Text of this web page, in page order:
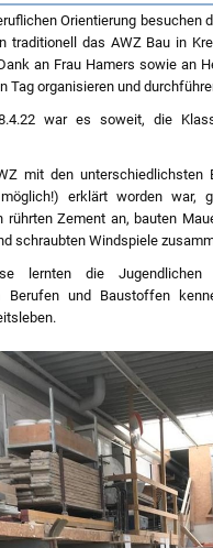
Orientierung besuchen
traditionell das AWZ Bau in
an Frau Hamers sowie an
Tag organisieren und
war es soweit, die
mit den unterschiedlichsten
erklärt worden war,
rührten Zement an, bauten
schraubten Windspiele
lernten die
Berufen und Baustoffen